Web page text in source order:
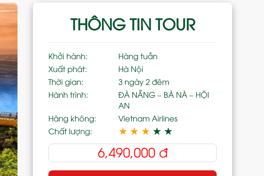
THÔNG TIN TOUR
Khởi hành:
Hàng tuần
Xuất phát:
Hà Nội
Thời gian:
3 ngày 2 đêm
Hành trình:
ĐÀ NẴNG – BÀ NÀ – HỘI
AN
Hàng không:
Vietnam Airlines
Chất lượng:
★ ★ ★ ★ ★
6,490,000đ